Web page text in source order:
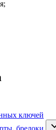
ключей